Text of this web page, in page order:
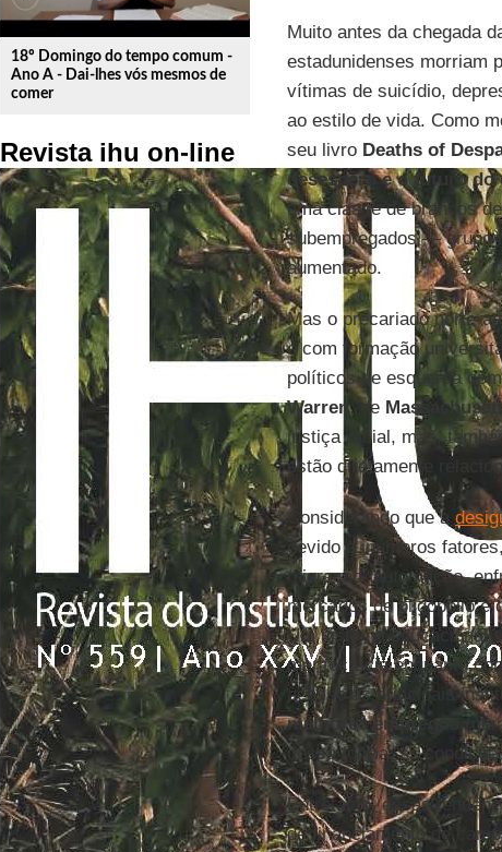
18º Domingo do tempo comum -
Ano A - Dai-lhes vós mesmos de
comer
Revista ihu on-line
Muito antes da chegada
estadunidenses morriam
vítimas de suicídio,
ao estilo de vida. Como
seu livroDeaths of
desespero e o futuro do
uma classe de brancos
subempregados — grupo
aumentado.
Mas o precariado norte-
e com formação
políticos de esquerda
Warren, de
justiça racial, mas,
estão diretamente
Considerando que a
devido a inúmeros
migração, automação,
mercados de oligopólio
Um sistema educacional
meritocracia enquanto
acesso às principais
melhores empregos
dessa forma, as
Entretanto, essas
de financiamento de